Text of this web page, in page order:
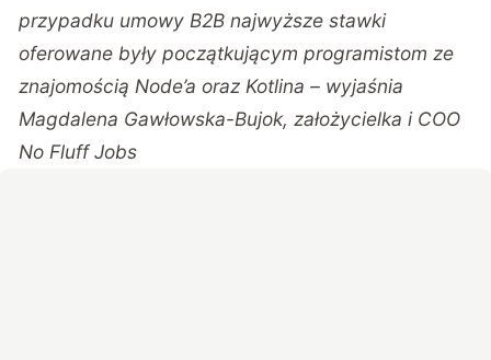
przypadku umowy B2B najwyższe stawki
oferowane były początkującym programistom ze
znajomością Node’a oraz Kotlina – wyjaśnia
Magdalena Gawłowska-Bujok, założycielka i COO
No Fluff Jobs